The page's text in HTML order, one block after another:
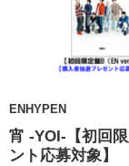
ENHYPEN
宵 -YOI-【初回
ント応募対象】